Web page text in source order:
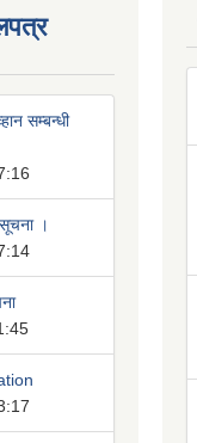
सम्बन्धी
सूचना ।